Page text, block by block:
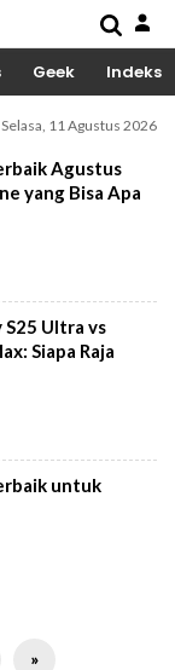
Geek Indeks
Selasa, 11 Agustus 2026
Agustus
yang Bisa Apa
S25 Ultra vs
Siapa Raja
untuk
»